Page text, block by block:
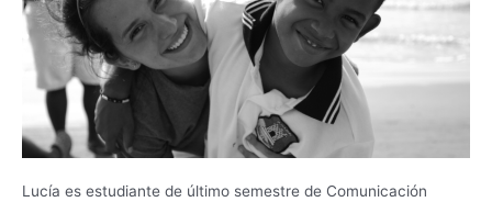
Lucía es estudiante de último semestre de Comunicación